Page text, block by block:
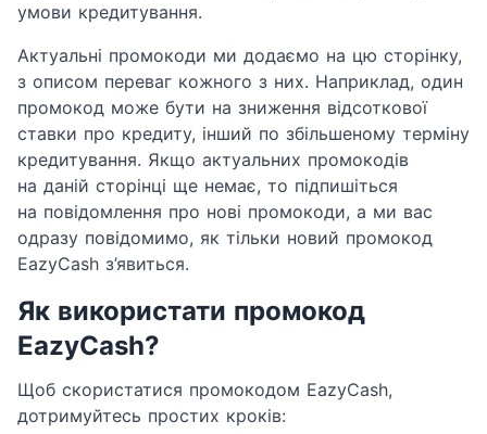
умови кредитування.
Актуальні промокоди ми додаємо на цю сторінку,
з описом переваг кожного з них. Наприклад, один
промокод може бути на зниження відсоткової
ставки про кредиту, інший по збільшеному терміну
кредитування. Якщо актуальних промокодів
на даній сторінці ще немає, то підпишіться
на повідомлення про нові промокоди, а ми вас
одразу повідомимо, як тільки новий промокод
EazyCash з’явиться.
Як використати промокод
EazyCash?
Щоб скористатися промокодом EazyCash,
дотримуйтесь простих кроків: